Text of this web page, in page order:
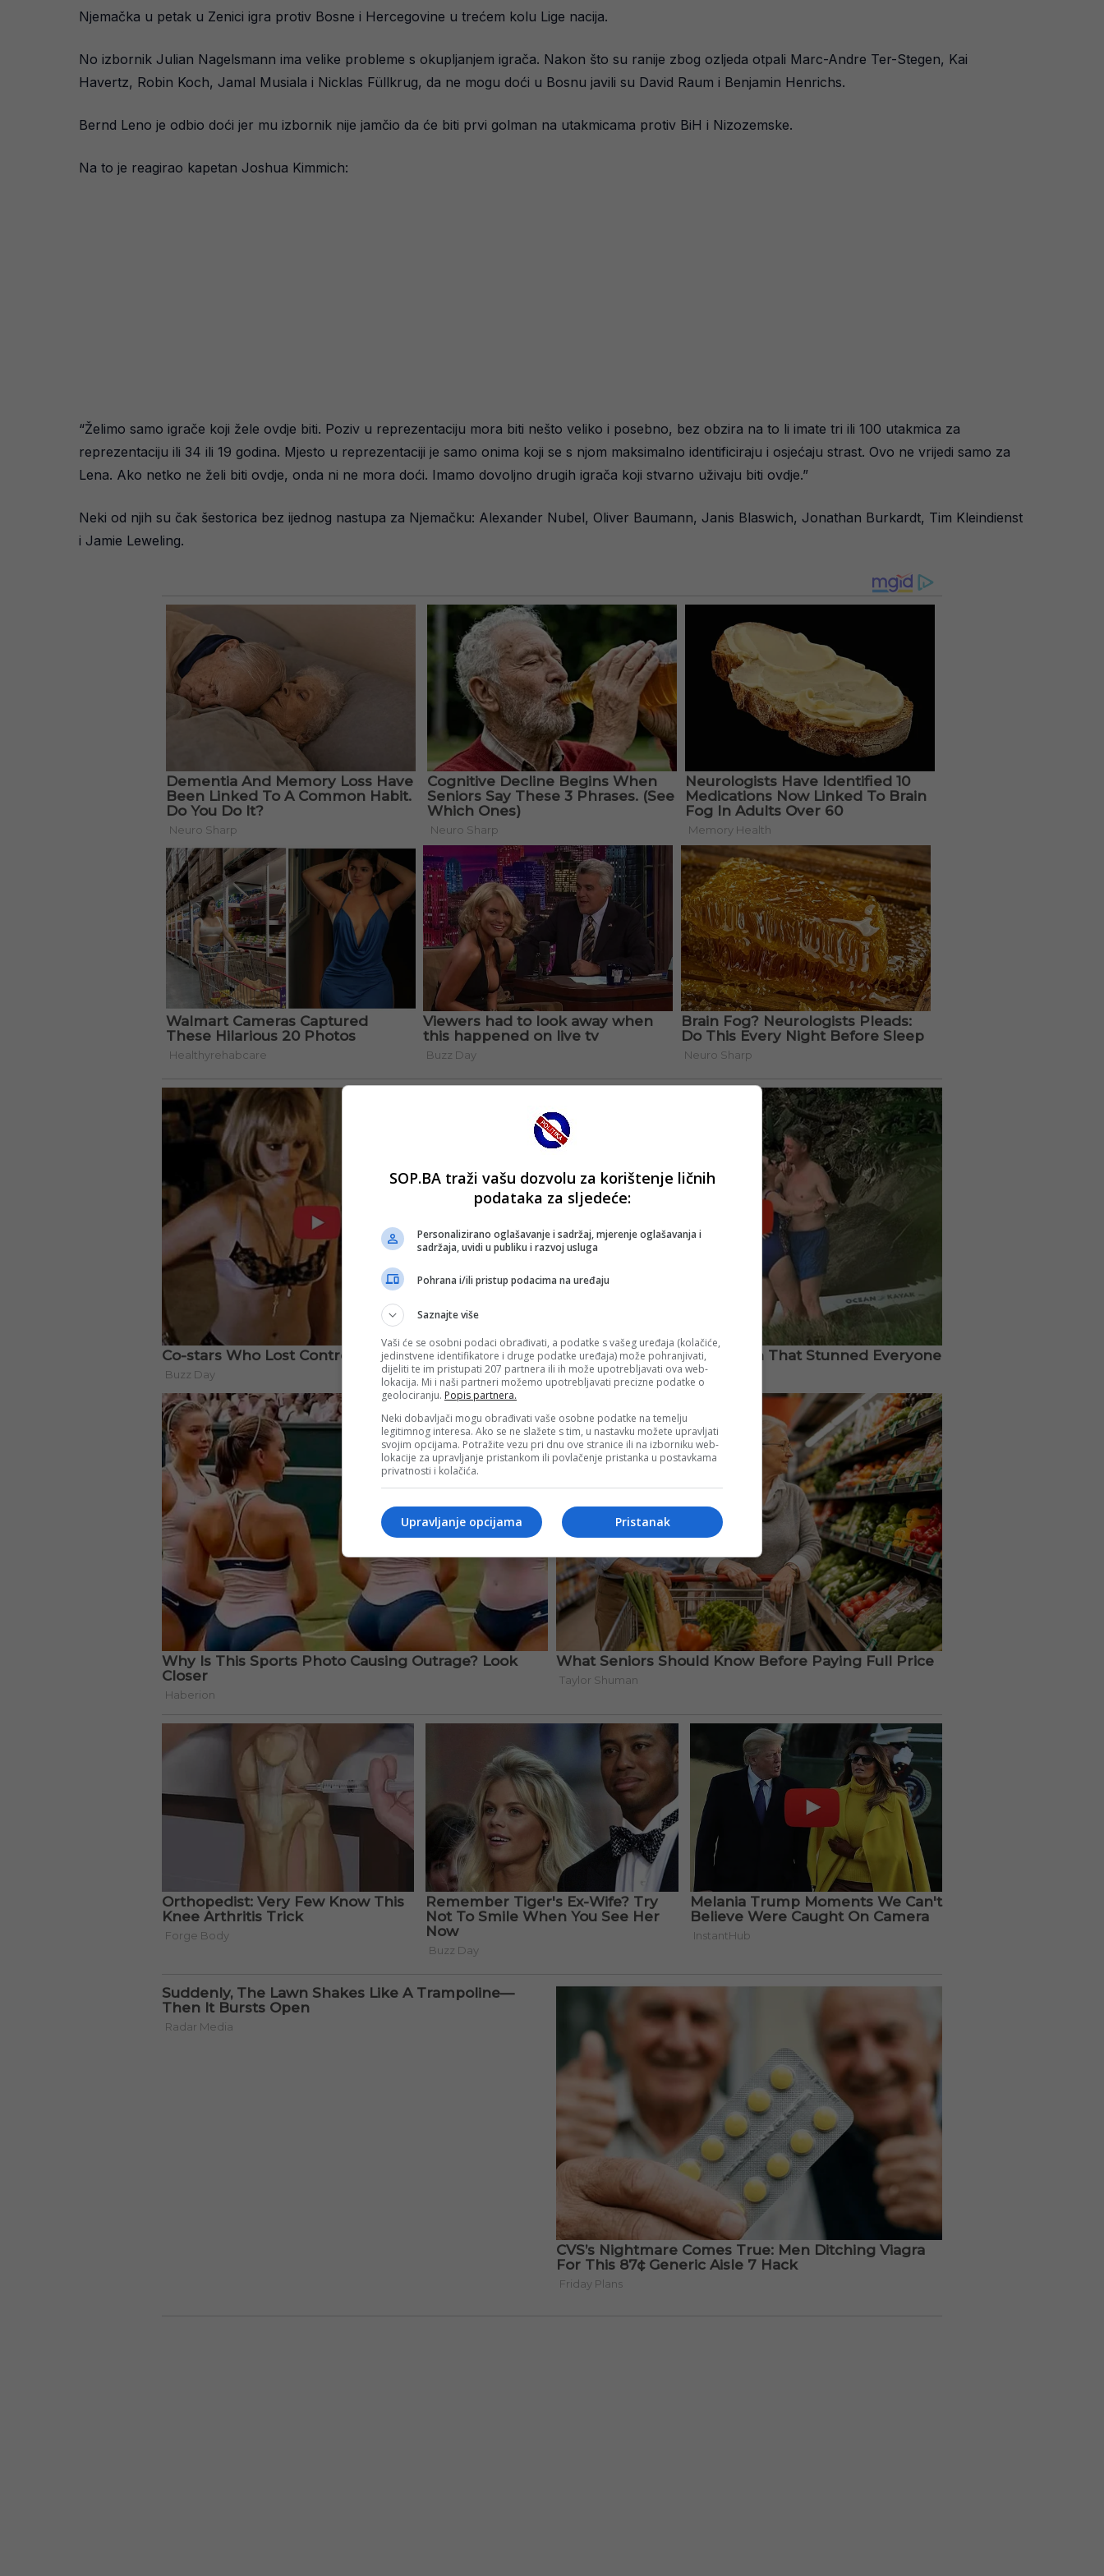
Njemačka u petak u Zenici igra protiv Bosne i Hercegovine u trećem kolu Lige nacija.
No izbornik Julian Nagelsmann ima velike probleme s okupljanjem igrača. Nakon što su ranije zbog ozljeda otpali Marc-Andre Ter-Stegen, Kai
Havertz, Robin Koch, Jamal Musiala i Nicklas Füllkrug, da ne mogu doći u Bosnu javili su David Raum i Benjamin Henrichs.
Bernd Leno je odbio doći jer mu izbornik nije jamčio da će biti prvi golman na utakmicama protiv BiH i Nizozemske.
Na to je reagirao kapetan Joshua Kimmich:
“Želimo samo igrače koji žele ovdje biti. Poziv u reprezentaciju mora biti nešto veliko i posebno, bez obzira na to li imate tri ili 100 utakmica za
reprezentaciju ili 34 ili 19 godina. Mjesto u reprezentaciji je samo onima koji se s njom maksimalno identificiraju i osjećaju strast. Ovo ne vrijedi samo za
Lena. Ako netko ne želi biti ovdje, onda ni ne mora doći. Imamo dovoljno drugih igrača koji stvarno uživaju biti ovdje.”
Neki od njih su čak šestorica bez ijednog nastupa za Njemačku: Alexander Nubel, Oliver Baumann, Janis Blaswich, Jonathan Burkardt, Tim Kleindienst
i Jamie Leweling.
SOP.BA traži vašu dozvolu za korištenje ličnih
podataka za sljedeće:
Personalizirano oglašavanje i sadržaj, mjerenje oglašavanja i
sadržaja, uvidi u publiku i razvoj usluga
Pohrana i/ili pristup podacima na uređaju
Saznajte više
Vaši će se osobni podaci obrađivati, a podatke s vašeg uređaja (kolačiće,
jedinstvene identifikatore i druge podatke uređaja) može pohranjivati,
dijeliti te im pristupati 207 partnera ili ih može upotrebljavati ova web-
lokacija. Mi i naši partneri možemo upotrebljavati precizne podatke o
geolociranju. Popis partnera.
Neki dobavljači mogu obrađivati vaše osobne podatke na temelju
legitimnog interesa. Ako se ne slažete s tim, u nastavku možete upravljati
svojim opcijama. Potražite vezu pri dnu ove stranice ili na izborniku web-
lokacije za upravljanje pristankom ili povlačenje pristanka u postavkama
privatnosti i kolačića.
Pristanak
Upravljanje opcijama